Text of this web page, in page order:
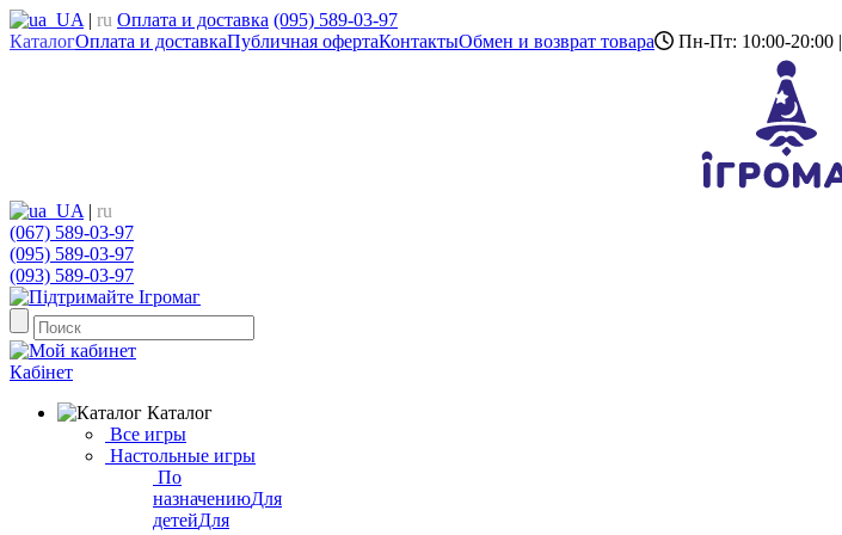
UA | ru Оплата и доставка (095) 589-03-97
КаталогОплата и доставкаПубличная офертаКонтактыОбмен и возврат товара Пн-Пт: 10:00-20:00
UA | ru
(067) 589-03-97
(095) 589-03-97
(093) 589-03-97
Кабінет
Каталог
Все игры
Настольные игры
По
назначениюДля
детейДля